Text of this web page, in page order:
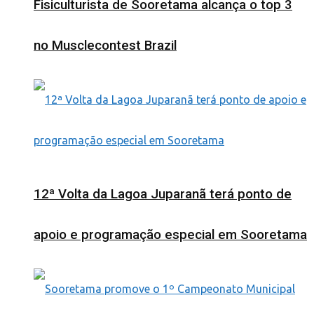
Fisiculturista de Sooretama alcança o top 3
no Musclecontest Brazil
12ª Volta da Lagoa Juparanã terá ponto de
apoio e programação especial em Sooretama